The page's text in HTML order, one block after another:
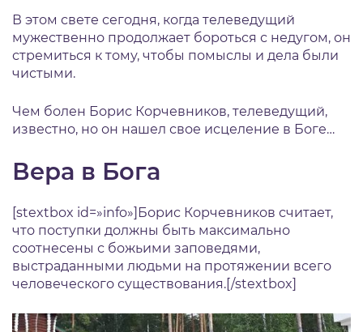
В этом свете сегодня, когда телеведущий
мужественно продолжает бороться с недугом, он
стремиться к тому, чтобы помыслы и дела были
чистыми.
Чем болен Борис Корчевников, телеведущий,
известно, но он нашел свое исцеление в Боге…
Вера в Бога
[stextbox id=»info»]Борис Корчевников считает,
что поступки должны быть максимально
соотнесены с божьими заповедями,
выстраданными людьми на протяжении всего
человеческого существования.[/stextbox]